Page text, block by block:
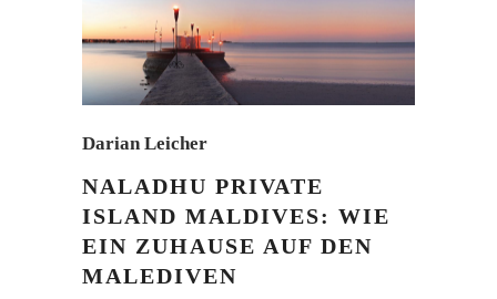
Darian Leicher
NALADHU PRIVATE
ISLAND MALDIVES: WIE
EIN ZUHAUSE AUF DEN
MALEDIVEN